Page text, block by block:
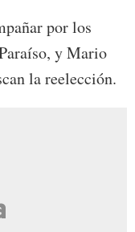
por los
y Mario
la reelección.